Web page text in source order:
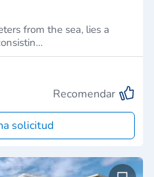
from the sea, lies a
Recomendar
solicitud